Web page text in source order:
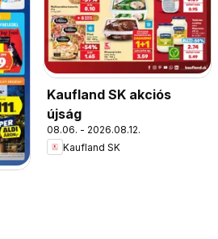
Kaufland SK akciós
újság
08.06. - 2026.08.12.
Kaufland SK